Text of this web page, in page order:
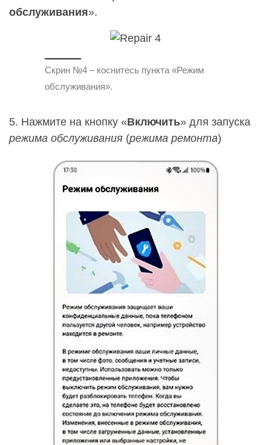
обслуживания».
Скрин №4 – коснитесь пункта «Режим
обслуживания».
5. Нажмите на кнопку «Включить» для запуска
режима обслуживания (режима ремонта)